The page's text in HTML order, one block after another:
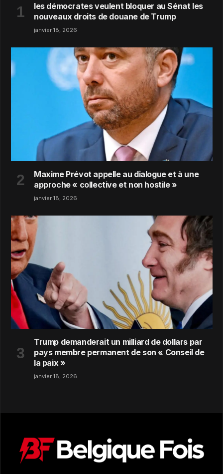
les démocrates veulent bloquer au Sénat les
nouveaux droits de douane de Trump
janvier 18, 2026
Maxime Prévot appelle au dialogue et à une
approche « collective et non hostile »
janvier 18, 2026
Trump demanderait un milliard de dollars par
pays membre permanent de son « Conseil de
la paix »
janvier 18, 2026